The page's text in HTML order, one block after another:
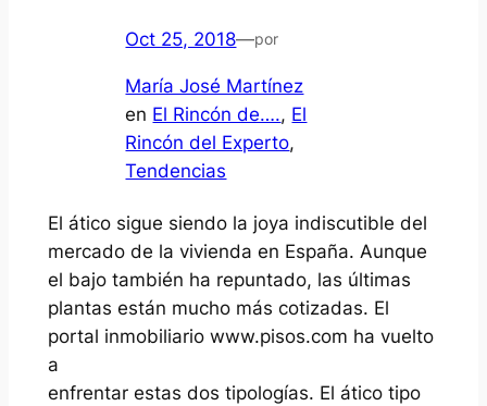
Oct 25, 2018—por
María José Martínez
en El Rincón de…., El
Rincón del Experto
Tendencias
El ático sigue siendo la joya indiscutible del
mercado de la vivienda en España. Aunque
el bajo también ha repuntado, las últimas
plantas están mucho más cotizadas. El
portal inmobiliario www.pisos.com ha vuelto
a
enfrentar estas dos tipologías. El ático tipo